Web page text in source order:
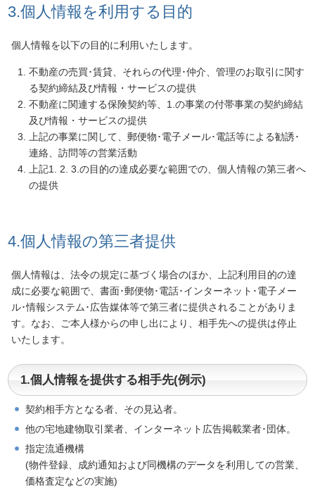
3.個人情報を利用する目的
個人情報を以下の目的に利用いたします。
不動産の売買･賃貸、それらの代理･仲介、管理のお取引に関す
る契約締結及び情報・サービスの提供
不動産に関連する保険契約等、1.の事業の付帯事業の契約締結
及び情報・サービスの提供
上記の事業に関して、郵便物･電子メール･電話等による勧誘･
連絡、訪問等の営業活動
上記1. 2. 3.の目的の達成必要な範囲での、個人情報の第三者へ
の提供
4.個人情報の第三者提供
個人情報は、法令の規定に基づく場合のほか、上記利用目的の達
成に必要な範囲で、書面･郵便物･電話･インターネット･電子メー
ル･情報システム･広告媒体等で第三者に提供されることがありま
す。なお、ご本人様からの申し出により、相手先への提供は停止
いたします。
1.個人情報を提供する相手先(例示)
契約相手方となる者、その見込者。
他の宅地建物取引業者、インターネット広告掲載業者･団体。
指定流通機構
(物件登録、成約通知および同機構のデータを利用しての営業、
価格査定などの実施)